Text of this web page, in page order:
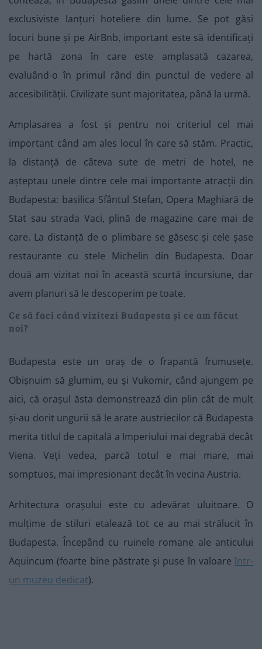
exclusiviste lanțuri hoteliere din lume. Se pot găsi
locuri bune și pe AirBnb, important este să identificați
pe hartă zona în care este amplasată cazarea,
evaluând-o în primul rând din punctul de vedere al
accesibilității. Civilizate sunt majoritatea, până la urmă.
Amplasarea a fost și pentru noi criteriul cel mai
important când am ales locul în care să stăm. Practic,
la distanță de câteva sute de metri de hotel, ne
așteptau unele dintre cele mai importante atracții din
Budapesta: basilica Sfântul Stefan, Opera Maghiară de
Stat sau strada Vaci, plină de magazine care mai de
care. La distanță de o plimbare se găsesc și cele șase
restaurante cu stele Michelin din Budapesta. Doar
două am vizitat noi în această scurtă incursiune, dar
avem planuri să le descoperim pe toate.
Ce să faci când vizitezi Budapesta și ce am făcut
noi?
Budapesta este un oraș de o frapantă frumusețe.
Obișnuim să glumim, eu și Vukomir, când ajungem pe
aici, că orașul ăsta demonstrează din plin cât de mult
și-au dorit ungurii să le arate austriecilor că Budapesta
merita titlul de capitală a Imperiului mai degrabă decât
Viena. Veți vedea, parcă totul e mai mare, mai
somptuos, mai impresionant decât în vecina Austria.
Arhitectura orașului este cu adevărat uluitoare. O
mulțime de stiluri etalează tot ce au mai strălucit în
Budapesta. Începând cu ruinele romane ale anticului
Aquincum (foarte bine păstrate și puse în valoare într-
un muzeu dedicat).